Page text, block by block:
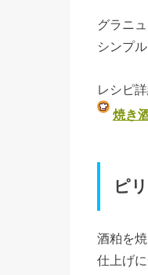
グラニ
シンプ
レシピ
焼き
ピ
酒粕を
仕上げ